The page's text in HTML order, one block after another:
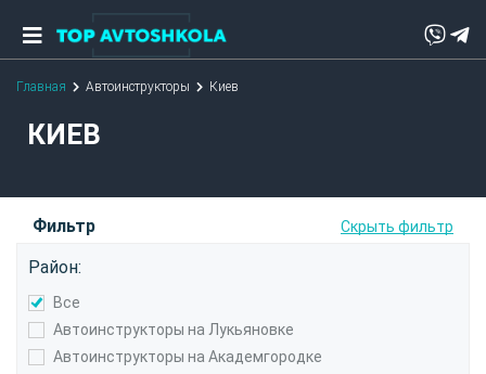
Главная Автоинструкторы Киев
КИЕВ
Фильтр Скрыть фильтр
Район:
Все
Автоинструкторы на Лукьяновке
Автоинструкторы на Академгородке